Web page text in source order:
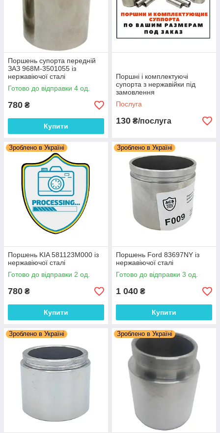
Поршень супорта передній
ЗАЗ 968М-3501055 із
нержавіючої сталі
Готово до відправки 4 од.
780 ₴
Купити
Поршні і комплектуючі
супорта з нержавійки під
замовлення
Послуга
130 ₴/послуга
Зроблено в Україні
Поршень KIA 581123M000 із
нержавіючої сталі
Готово до відправки 2 од.
780 ₴
Купити
Зроблено в Україні
Поршень Ford 83697NY із
нержавіючої сталі
Готово до відправки 3 од.
1 040 ₴
Купити
Зроблено в Україні Зроблено в Україні